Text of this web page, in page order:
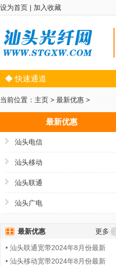
设为首页 | 加入收藏
◆ 快速通道
当前位置： 主页 > 最新优惠 >
最新优惠
汕头电信
汕头移动
汕头联通
汕头广电
最新优惠 更多
• 汕头联通宽带2024年8月份最新
• 汕头移动宽带2024年8月份最新